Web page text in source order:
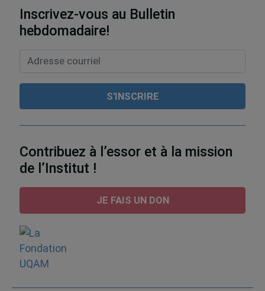
Inscrivez-vous au Bulletin
hebdomadaire!
Contribuez à l’essor et à la mission
de l’Institut !
JE FAIS UN DON